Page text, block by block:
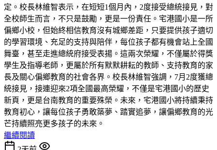
定。校長林維智表示，在短短1個月內，2度接受總統接見，對
全校師生而言，不只是鼓勵，更是一份責任。宅港國小是一所
偏鄉小校，但始終相信教育沒有城鄉差距，只要提供孩子適切
的學習環境、充足的支持與陪伴，每位孩子都有機會站上全國
舞臺，甚至走進總統府接受表揚。這兩次榮耀，不僅屬於得獎
學生及指導老師，更屬於所有默默耕耘的教師、支持教育的家
長及關心偏鄉教育的社會各界。校長林維智強調，7月2度獲總
統接見，接連迎來2項全國最高榮耀，不僅是宅港國小的歷史
新頁，更是台南教育的重要殊榮。未來，宅港國小將持續秉持
教育初心，讓每位孩子勇敢築夢、踏實追夢，讓偏鄉教育的光
芒持續照亮更多孩子的未來。
繼續閱讀